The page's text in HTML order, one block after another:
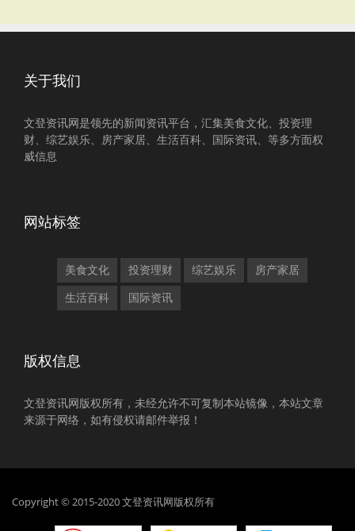
关于我们
文登资讯网是领先的新闻资讯平台，汇集美食文化、投资理
财、综艺娱乐、房产家居、生活百科、国际资讯、等多方面权
威信息
网站标签
美食文化 投资理财 综艺娱乐 房产家居
生活百科 国际资讯
版权信息
文登资讯网版权所有，未经允许不可复制本站镜像，本站文章
来源于网络，如有侵权请邮件举报！
Copyright © 2015-2020 文登资讯网版权所有